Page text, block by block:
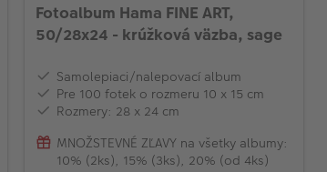
Fotoalbum Hama FINE ART,
50/28x24 - krúžková väzba, sage
Samolepiaci/nalepovací album
Pre 100 fotek o rozmeru 10 x 15 cm
Rozmery: 28 x 24 cm
MNOŽSTEVNÉ ZĽAVY na všetky albumy:
10% (2ks), 15% (3ks), 20% (od 4ks)